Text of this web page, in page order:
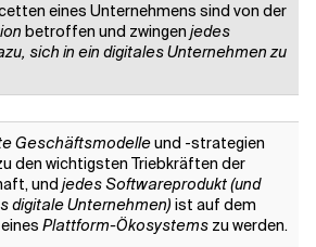
eines Unternehmens sind von der
betroffen und zwingen jedes
sich in ein digitales Unternehmen zu
Geschäftsmodelleund -strategien
den wichtigsten Triebkräften der
und jedes Softwareprodukt (und
digitale Unternehmen) ist auf dem
Plattform-Ökosystems zu werden.